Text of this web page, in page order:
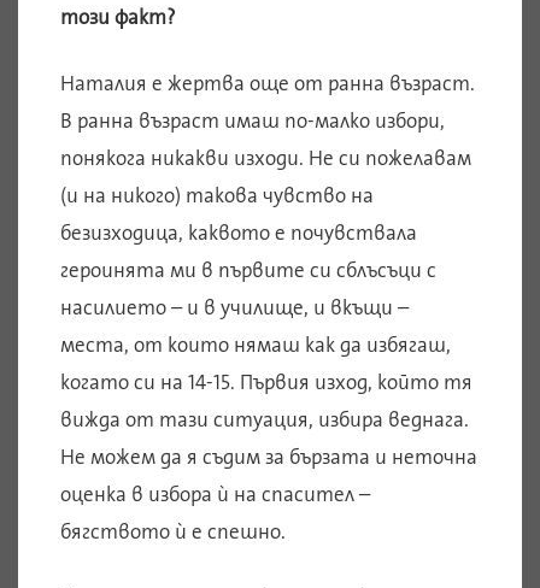
този факт?
Наталия е жертва още от ранна възраст.
В ранна възраст имаш по-малко избори,
понякога никакви изходи. Не си пожелавам
(и на никого) такова чувство на
безизходица, каквото е почувствала
героинята ми в първите си сблъсъци с
насилието – и в училище, и вкъщи –
места, от които нямаш как да избягаш,
когато си на 14-15. Първия изход, който тя
вижда от тази ситуация, избира веднага.
Не можем да я съдим за бързата и неточна
оценка в избора ѝ на спасител –
бягството ѝ е спешно.